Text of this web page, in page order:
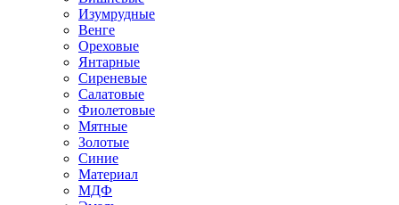
Изумрудные
Венге
Ореховые
Янтарные
Сиреневые
Салатовые
Фиолетовые
Мятные
Золотые
Синие
Материал
МДФ